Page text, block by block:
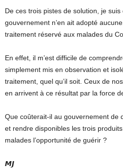
De ces trois pistes de solution, je
gouvernement n’en ait adopté
traitement réservé aux malades du
En effet, il m’est difficile de
simplement mis en observation et
traitement, quel qu’il soit. Ceux de
en arrivent à ce résultat par la force
Que coûterait-il au gouvernement de
et rendre disponibles les trois
malades l’opportunité de guérir ?
𝙈𝙅